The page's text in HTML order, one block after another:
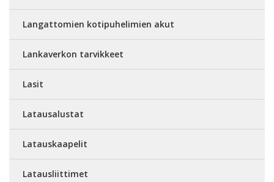
Langattomien kotipuhelimien akut
Lankaverkon tarvikkeet
Lasit
Latausalustat
Latauskaapelit
Latausliittimet